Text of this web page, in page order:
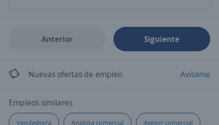
Anterior Siguiente
Nuevas ofertas de empleo Avísame
Empleos similares
Vendedor/a Analista comercial Asesor comercial